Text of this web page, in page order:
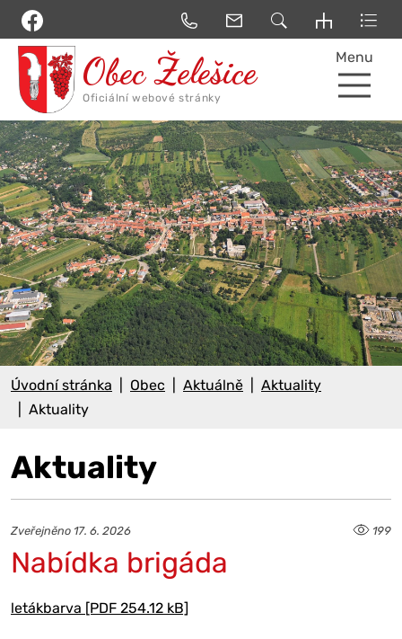
Menu
Úvodní stránka Obec Aktuálně
Aktuality
Aktuality
Aktuality
Zveřejněno 17. 6. 2026 199
Nabídka brigáda
letákbarva [PDF 254.12 kB]